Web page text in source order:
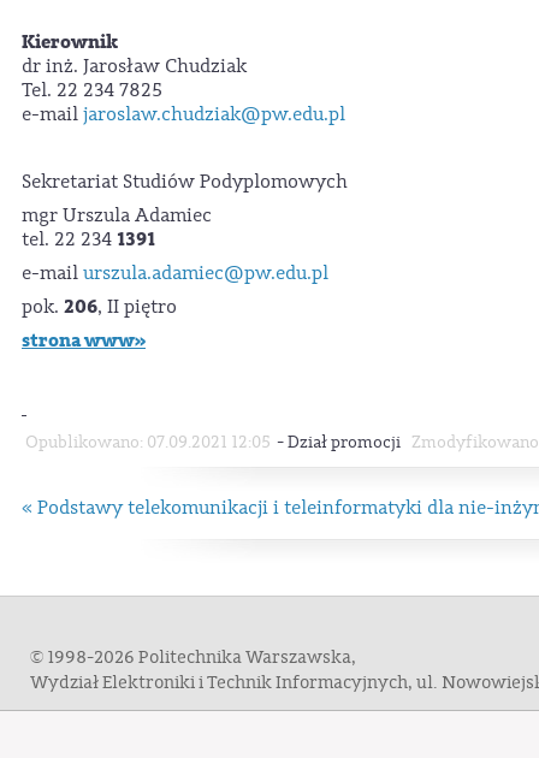
Kierownik
dr inż. Jarosław Chudziak
Tel. 22 234 7825
e-mail jaroslaw.chudziak@pw.edu.pl
Sekretariat Studiów Podyplomowych
mgr Urszula Adamiec
tel. 22 234 1391
e-mail urszula.adamiec@pw.edu.pl
pok. 206, II piętro
strona www»
Opublikowano: 07.09.2021 12:05 -Dział promocji
« Podstawy telekomunikacji i teleinformatyki dla nie-
© 1998-2026 Politechnika Warszawska,
Wydział Elektroniki i Technik Informacyjnych, ul.